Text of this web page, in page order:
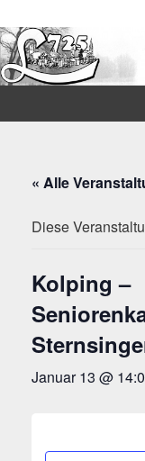
« Alle
Diese
Kolping –
Januar 13 @